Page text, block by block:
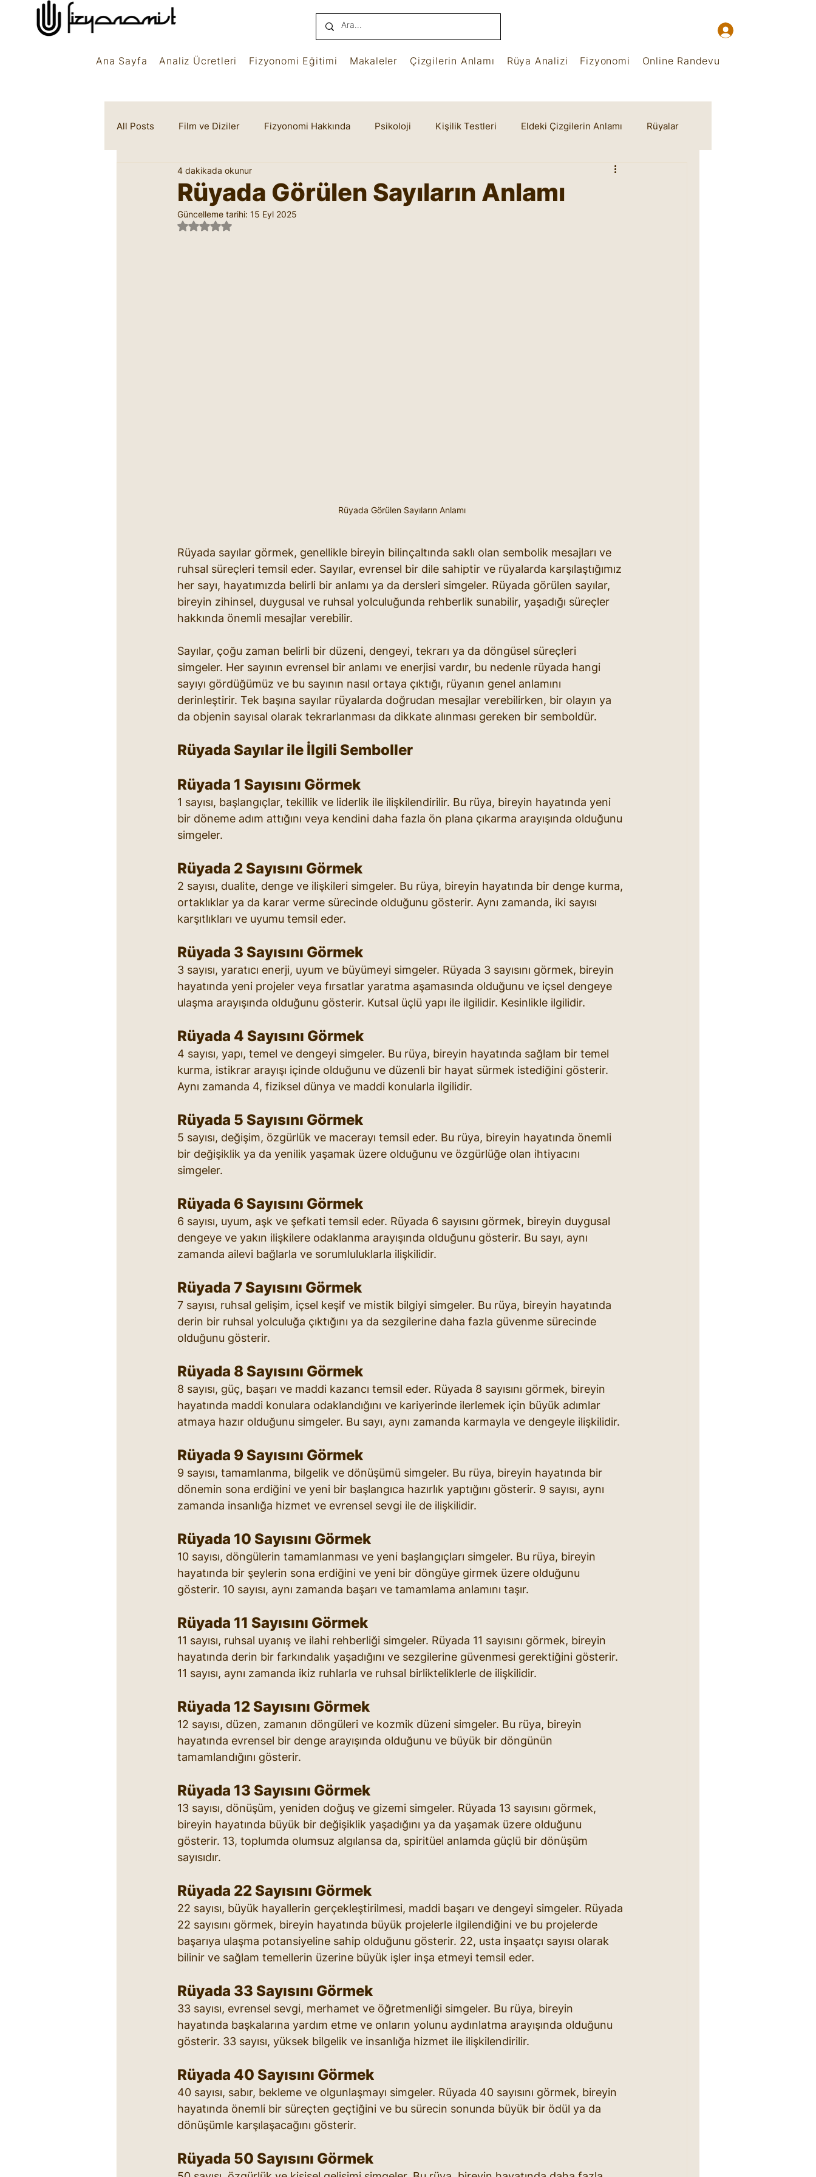
Ana Sayfa Analiz Ücretleri Fizyonomi Eğitimi Makaleler Çizgilerin Anlamı Rüya Analizi Fizyonomi Online Randevu
All Posts Film ve Diziler Fizyonomi Hakkında Psikoloji Kişilik Testleri Eldeki Çizgilerin Anlamı Rüyalar
Rüya Sembolleri Marifetname
Rüyada Görülen Sayıların Anlamı
4 dakikada okunur
Güncelleme tarihi: 15 Eyl 2025
5 üzerinden NaN yıldız
Rüyada Görülen Sayıların Anlamı
Rüyada sayılar görmek, genellikle bireyin bilinçaltında saklı olan sembolik mesajları ve
ruhsal süreçleri temsil eder. Sayılar, evrensel bir dile sahiptir ve rüyalarda karşılaştığımız
her sayı, hayatımızda belirli bir anlamı ya da dersleri simgeler. Rüyada görülen sayılar,
bireyin zihinsel, duygusal ve ruhsal yolculuğunda rehberlik sunabilir, yaşadığı süreçler
hakkında önemli mesajlar verebilir.
Sayılar, çoğu zaman belirli bir düzeni, dengeyi, tekrarı ya da döngüsel süreçleri
simgeler. Her sayının evrensel bir anlamı ve enerjisi vardır, bu nedenle rüyada hangi
sayıyı gördüğümüz ve bu sayının nasıl ortaya çıktığı, rüyanın genel anlamını
derinleştirir. Tek başına sayılar rüyalarda doğrudan mesajlar verebilirken, bir olayın ya
da objenin sayısal olarak tekrarlanması da dikkate alınması gereken bir semboldür.
Rüyada Sayılar ile İlgili Semboller
Rüyada 1 Sayısını Görmek
1 sayısı, başlangıçlar, tekillik ve liderlik ile ilişkilendirilir. Bu rüya, bireyin hayatında yeni
bir döneme adım attığını veya kendini daha fazla ön plana çıkarma arayışında olduğunu
simgeler.
Rüyada 2 Sayısını Görmek
2 sayısı, dualite, denge ve ilişkileri simgeler. Bu rüya, bireyin hayatında bir denge kurma,
ortaklıklar ya da karar verme sürecinde olduğunu gösterir. Aynı zamanda, iki sayısı
karşıtlıkları ve uyumu temsil eder.
Rüyada 3 Sayısını Görmek
3 sayısı, yaratıcı enerji, uyum ve büyümeyi simgeler. Rüyada 3 sayısını görmek, bireyin
hayatında yeni projeler veya fırsatlar yaratma aşamasında olduğunu ve içsel dengeye
ulaşma arayışında olduğunu gösterir. Kutsal üçlü yapı ile ilgilidir. Kesinlikle ilgilidir.
Rüyada 4 Sayısını Görmek
4 sayısı, yapı, temel ve dengeyi simgeler. Bu rüya, bireyin hayatında sağlam bir temel
kurma, istikrar arayışı içinde olduğunu ve düzenli bir hayat sürmek istediğini gösterir.
Aynı zamanda 4, fiziksel dünya ve maddi konularla ilgilidir.
Rüyada 5 Sayısını Görmek
5 sayısı, değişim, özgürlük ve macerayı temsil eder. Bu rüya, bireyin hayatında önemli
bir değişiklik ya da yenilik yaşamak üzere olduğunu ve özgürlüğe olan ihtiyacını
simgeler.
Rüyada 6 Sayısını Görmek
6 sayısı, uyum, aşk ve şefkati temsil eder. Rüyada 6 sayısını görmek, bireyin duygusal
dengeye ve yakın ilişkilere odaklanma arayışında olduğunu gösterir. Bu sayı, aynı
zamanda ailevi bağlarla ve sorumluluklarla ilişkilidir.
Rüyada 7 Sayısını Görmek
7 sayısı, ruhsal gelişim, içsel keşif ve mistik bilgiyi simgeler. Bu rüya, bireyin hayatında
derin bir ruhsal yolculuğa çıktığını ya da sezgilerine daha fazla güvenme sürecinde
olduğunu gösterir.
Rüyada 8 Sayısını Görmek
8 sayısı, güç, başarı ve maddi kazancı temsil eder. Rüyada 8 sayısını görmek, bireyin
hayatında maddi konulara odaklandığını ve kariyerinde ilerlemek için büyük adımlar
atmaya hazır olduğunu simgeler. Bu sayı, aynı zamanda karmayla ve dengeyle ilişkilidir.
Rüyada 9 Sayısını Görmek
9 sayısı, tamamlanma, bilgelik ve dönüşümü simgeler. Bu rüya, bireyin hayatında bir
dönemin sona erdiğini ve yeni bir başlangıca hazırlık yaptığını gösterir. 9 sayısı, aynı
zamanda insanlığa hizmet ve evrensel sevgi ile de ilişkilidir.
Rüyada 10 Sayısını Görmek
10 sayısı, döngülerin tamamlanması ve yeni başlangıçları simgeler. Bu rüya, bireyin
hayatında bir şeylerin sona erdiğini ve yeni bir döngüye girmek üzere olduğunu
gösterir. 10 sayısı, aynı zamanda başarı ve tamamlama anlamını taşır.
Rüyada 11 Sayısını Görmek
11 sayısı, ruhsal uyanış ve ilahi rehberliği simgeler. Rüyada 11 sayısını görmek, bireyin
hayatında derin bir farkındalık yaşadığını ve sezgilerine güvenmesi gerektiğini gösterir.
11 sayısı, aynı zamanda ikiz ruhlarla ve ruhsal birlikteliklerle de ilişkilidir.
Rüyada 12 Sayısını Görmek
12 sayısı, düzen, zamanın döngüleri ve kozmik düzeni simgeler. Bu rüya, bireyin
hayatında evrensel bir denge arayışında olduğunu ve büyük bir döngünün
tamamlandığını gösterir.
Rüyada 13 Sayısını Görmek
13 sayısı, dönüşüm, yeniden doğuş ve gizemi simgeler. Rüyada 13 sayısını görmek,
bireyin hayatında büyük bir değişiklik yaşadığını ya da yaşamak üzere olduğunu
gösterir. 13, toplumda olumsuz algılansa da, spiritüel anlamda güçlü bir dönüşüm
sayısıdır.
Rüyada 22 Sayısını Görmek
22 sayısı, büyük hayallerin gerçekleştirilmesi, maddi başarı ve dengeyi simgeler. Rüyada
22 sayısını görmek, bireyin hayatında büyük projelerle ilgilendiğini ve bu projelerde
başarıya ulaşma potansiyeline sahip olduğunu gösterir. 22, usta inşaatçı sayısı olarak
bilinir ve sağlam temellerin üzerine büyük işler inşa etmeyi temsil eder.
Rüyada 33 Sayısını Görmek
33 sayısı, evrensel sevgi, merhamet ve öğretmenliği simgeler. Bu rüya, bireyin
hayatında başkalarına yardım etme ve onların yolunu aydınlatma arayışında olduğunu
gösterir. 33 sayısı, yüksek bilgelik ve insanlığa hizmet ile ilişkilendirilir.
Rüyada 40 Sayısını Görmek
40 sayısı, sabır, bekleme ve olgunlaşmayı simgeler. Rüyada 40 sayısını görmek, bireyin
hayatında önemli bir süreçten geçtiğini ve bu sürecin sonunda büyük bir ödül ya da
dönüşümle karşılaşacağını gösterir.
Rüyada 50 Sayısını Görmek